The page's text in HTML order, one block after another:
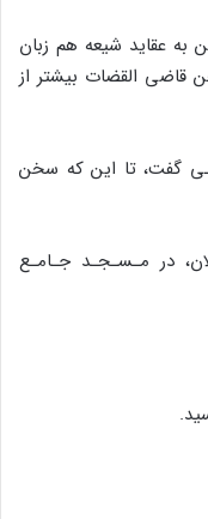
عقاید شیعه هم زبان
قاضى القضات بیشتر از
گفت، تا این که سخن
در مـسـجـد جـامـع